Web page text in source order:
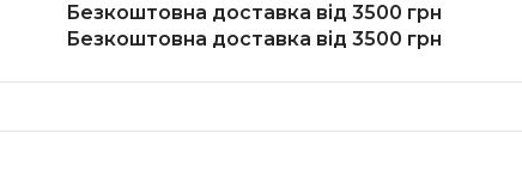
Безкоштовна доставка від 3500 грн
Безкоштовна доставка від 3500 грн